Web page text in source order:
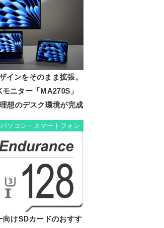
インをそのまま拡張。
ニター「MA270S」
想のデスク環境が完成
パソコン・スマートフォン
向けSDカードのおすす